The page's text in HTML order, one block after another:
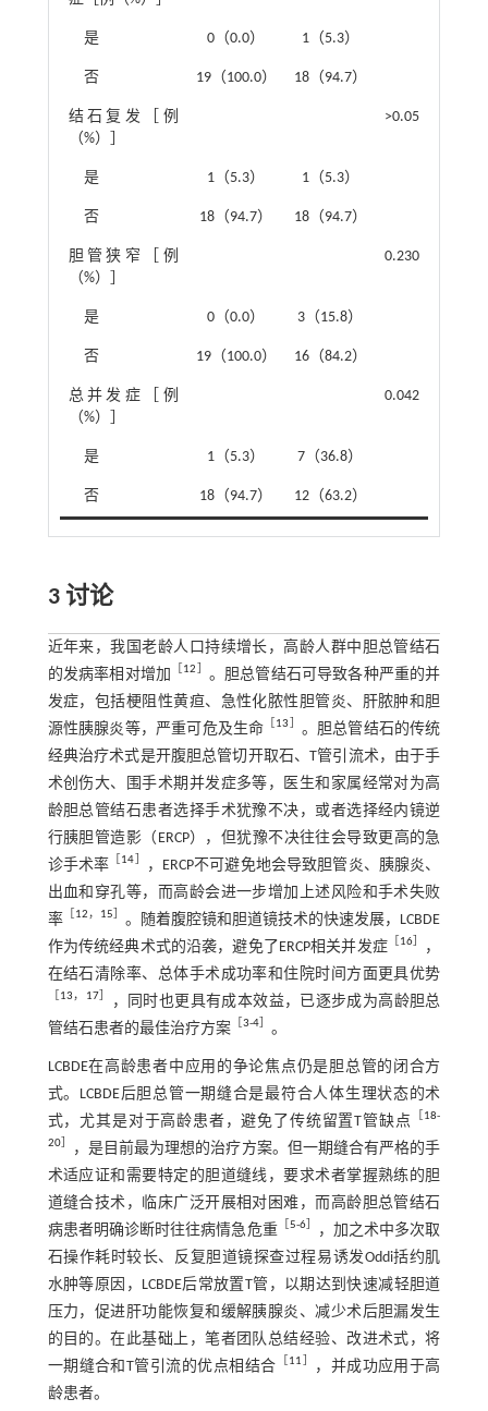
是 0（0.0） 1（5.3）
否 19（100.0） 18（94.7）
结石复发［例
（%）］
>0.05
是 1（5.3） 1（5.3）
否 18（94.7） 18（94.7）
胆管狭窄［例
（%）］
0.230
是 0（0.0） 3（15.8）
否 19（100.0） 16（84.2）
总并发症［例
（%）］
0.042
是 1（5.3） 7（36.8）
否 18（94.7） 12（63.2）
3 讨论
近年来，我国老龄人口持续增长，高龄人群中胆总管结石
的发病率相对增加
［12］ 。胆总管结石可导致各种严重的并
发症，包括梗阻性黄疸、急性化脓性胆管炎、肝脓肿和胆
源性胰腺炎等，严重可危及生命 ［13］ 。胆总管结石的传统
经典治疗术式是开腹胆总管切开取石、T管引流术，由于手
术创伤大、围手术期并发症多等，医生和家属经常对为高
龄胆总管结石患者选择手术犹豫不决，或者选择经内镜逆
行胰胆管造影（ERCP），但犹豫不决往往会导致更高的急
诊手术率 ［14］
，ERCP不可避免地会导致胆管炎、胰腺炎、
出血和穿孔等，而高龄会进一步增加上述风险和手术失败
率［12， 15］ 。随着腹腔镜和胆道镜技术的快速发展，LCBDE
作为传统经典术式的沿袭，避免了ERCP相关并发症［16］
，
在结石清除率、总体手术成功率和住院时间方面更具优势
［13， 17］
，同时也更具有成本效益，已逐步成为高龄胆总
管结石患者的最佳治疗方案［3-4］ 。
LCBDE在高龄患者中应用的争论焦点仍是胆总管的闭合方
式。LCBDE后胆总管一期缝合是最符合人体生理状态的术
式，尤其是对于高龄患者，避免了传统留置T管缺点
［18-
20］
，是目前最为理想的治疗方案。但一期缝合有严格的手
术适应证和需要特定的胆道缝线，要求术者掌握熟练的胆
道缝合技术，临床广泛开展相对困难，而高龄胆总管结石
病患者明确诊断时往往病情急危重［5-6］
，加之术中多次取
石操作耗时较长、反复胆道镜探查过程易诱发Oddi括约肌
水肿等原因，LCBDE后常放置T管，以期达到快速减轻胆道
压力，促进肝功能恢复和缓解胰腺炎、减少术后胆漏发生
的目的。在此基础上，笔者团队总结经验、改进术式，将
一期缝合和T管引流的优点相结合 ［11］
，并成功应用于高
龄患者。